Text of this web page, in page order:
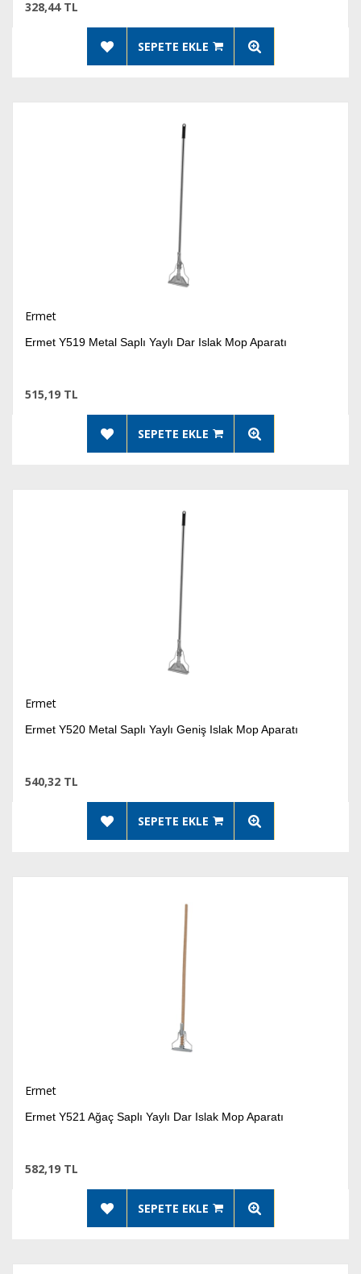
328,44 TL
SEPETE EKLE
Ermet
Ermet Y519 Metal Saplı Yaylı Dar Islak Mop Aparatı
515,19 TL
SEPETE EKLE
Ermet
Ermet Y520 Metal Saplı Yaylı Geniş Islak Mop Aparatı
540,32 TL
SEPETE EKLE
Ermet
Ermet Y521 Ağaç Saplı Yaylı Dar Islak Mop Aparatı
582,19 TL
SEPETE EKLE